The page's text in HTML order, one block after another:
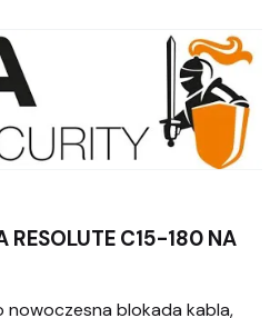
RESOLUTE C15-180 NA
nowoczesna blokada kabla,